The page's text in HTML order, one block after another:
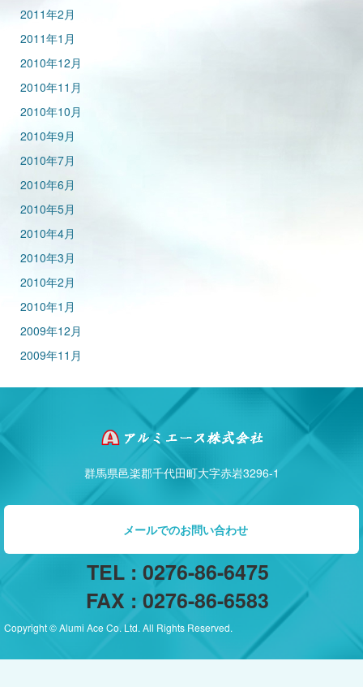
2011年2月
2011年1月
2010年12月
2010年11月
2010年10月
2010年9月
2010年7月
2010年6月
2010年5月
2010年4月
2010年3月
2010年2月
2010年1月
2009年12月
2009年11月
群馬県邑楽郡千代田町大字赤岩3296-1
メールでのお問い合わせ
TEL : 0276-86-6475
FAX : 0276-86-6583
Copyright © Alumi Ace Co. Ltd. All Rights Reserved.